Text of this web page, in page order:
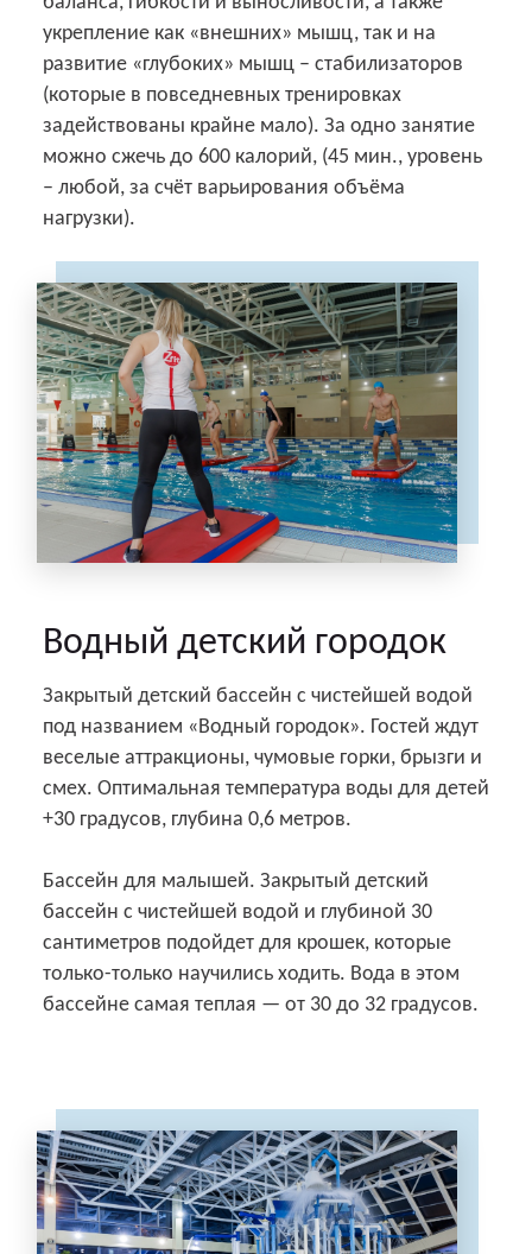
укрепление как «внешних» мышц, так и на
развитие «глубоких» мышц – стабилизаторов
(которые в повседневных тренировках
задействованы крайне мало). За одно занятие
можно сжечь до 600 калорий, (45 мин., уровень
– любой, за счёт варьирования объёма
нагрузки).
Водный детский городок
Закрытый детский бассейн с чистейшей водой
под названием «Водный городок». Гостей ждут
веселые аттракционы, чумовые горки, брызги и
смех. Оптимальная температура воды для детей
+30 градусов, глубина 0,6 метров.
Бассейн для малышей. Закрытый детский
бассейн с чистейшей водой и глубиной 30
сантиметров подойдет для крошек, которые
только-только научились ходить. Вода в этом
бассейне самая теплая — от 30 до 32 градусов.